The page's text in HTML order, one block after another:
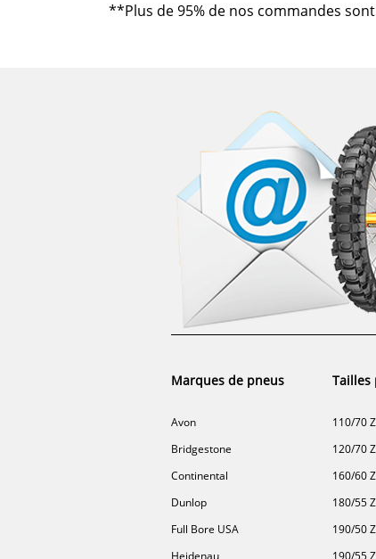
**Plus de 95% de nos commandes
Marques de pneus
Avon
Bridgestone
Continental
Dunlop
Full Bore USA
Heidenau
Tailles
110/70
120/70
160/60
180/55
190/50
190/55